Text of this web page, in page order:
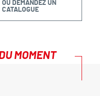
OU DEMANDEZ UN
CATALOGUE
MOMENT